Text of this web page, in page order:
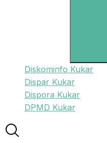
Diskominfo Kukar
Dispar Kukar
Dispora Kukar
DPMD Kukar